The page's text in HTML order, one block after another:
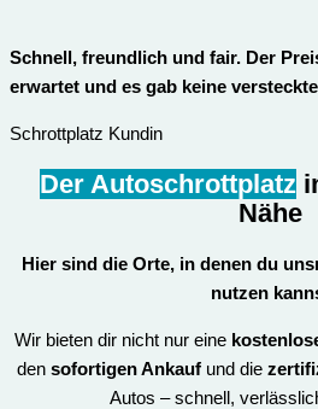
Schnell, freundlich und fair. Der
erwartet und es gab keine
Schrottplatz Kundin
Der Autoschrottplatz
Nähe
Hier sind die Orte, in denen du
nutzen
Wir bieten dir nicht nur eine
den sofortigen Ankaufund die
Autos – schnell,